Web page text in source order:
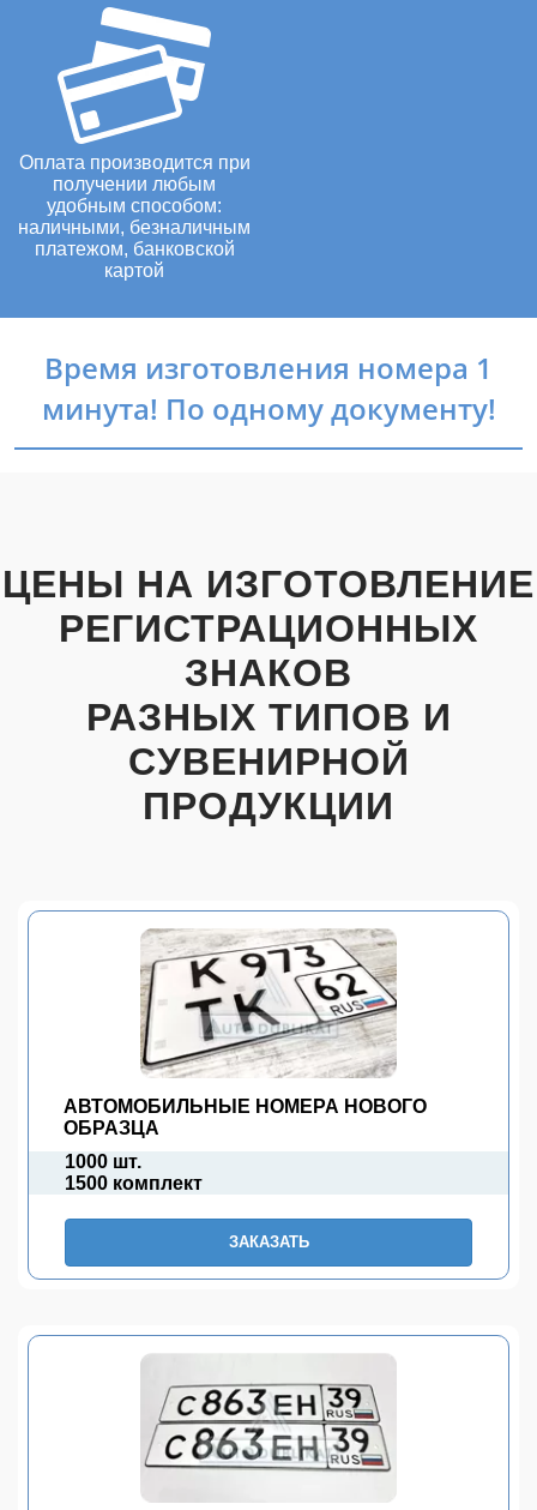
Оплата производится при
получении любым
удобным способом:
наличными, безналичным
платежом, банковской
картой
Время изготовления номера 1
минута! По одному документу!
ЦЕНЫ НА ИЗГОТОВЛЕНИЕ
РЕГИСТРАЦИОННЫХ
ЗНАКОВ
РАЗНЫХ ТИПОВ И
СУВЕНИРНОЙ
ПРОДУКЦИИ
АВТОМОБИЛЬНЫЕ НОМЕРА НОВОГО
ОБРАЗЦА
1000 шт.
1500 комплект
ЗАКАЗАТЬ